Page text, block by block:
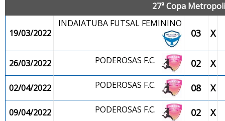
27ª Copa
19/03/2022
INDAIATUBA FUTSAL FEMININO
03 X
26/03/2022 PODEROSAS F.C. 02 X
02/04/2022 PODEROSAS F.C. 08 X
09/04/2022 PODEROSAS F.C. 02 X